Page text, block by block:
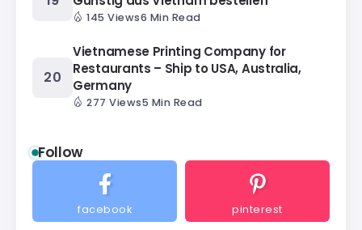
145 Views6 Min Read
Vietnamese Printing Company for
Restaurants – Ship to USA, Australia,
Germany
277 Views5 Min Read
Follow
facebook pinterest